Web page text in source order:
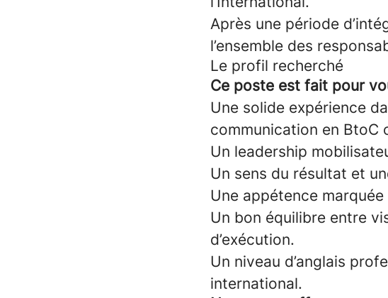
Après une période
l’ensemble des
Le profil recherché
Ce poste est fait pour
Une solide expérience
communication en BtoC
Un leadership
Un sens du résultat et
Une appétence
Un bon équilibre entre
d’exécution.
Un niveau d’anglais
international.